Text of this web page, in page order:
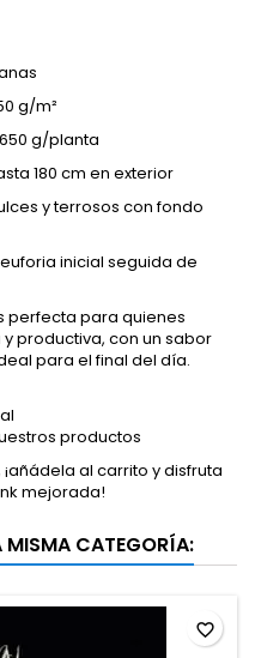
g/m²
g/planta
180 cm en exterior
y terrosos con fondo
inicial seguida de
perfecta para quienes
productiva, con un sabor
para el final del día.
productos
¡añádela al carrito y disfruta
mejorada!
MISMA CATEGORÍA:
favorite_border